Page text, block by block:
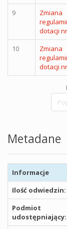
9
Zmiana
dotacji
10
Zmiana
dotacji
Metadane
Informacje
Ilość odwiedzin:
Podmiot
udostępniający: